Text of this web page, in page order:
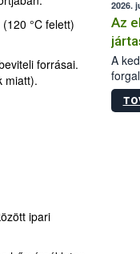
°C felett)
forrásai.
miatt).
ipari
2026.
Az
A